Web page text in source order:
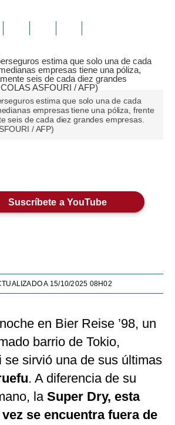
estima que solo una de cada
empresas tiene una póliza, frente
seis de cada diez grandes empresas.
/ AFP)
Suscríbete a YouTube
A 15/10/2025 08H02
en Bier Reise ’98, un
barrio de Tokio,
se sirvió una de sus últimas
. A diferencia de su
laSuper Dry, esta
se encuentra fuera de